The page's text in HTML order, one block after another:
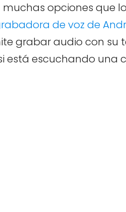
opciones que
de voz de
grabar audio con su
está escuchando una